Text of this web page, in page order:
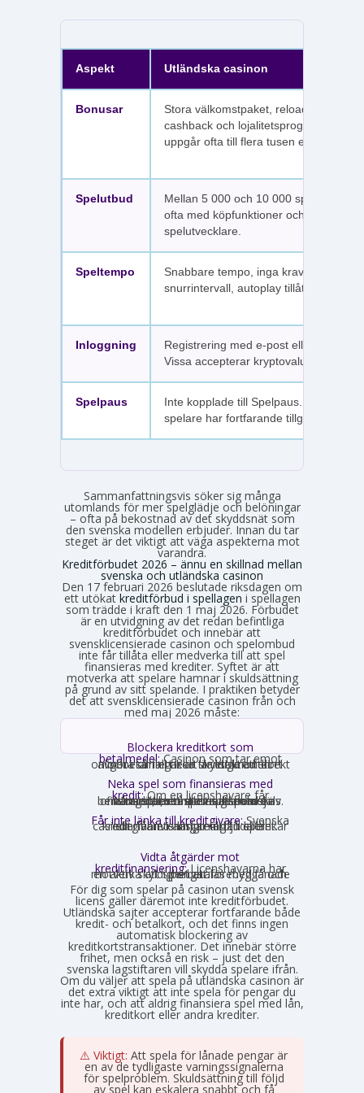
Aspekt Utländska casinon
Bonusar
Stora välkomstpaket, reloadbonusar,
cashback och lojalitetsprogram. Värdet
uppgår ofta till flera tusen euro.
Spelutbud
Mellan 5 000 och 10 000 spel per sajt,
ofta med köpfunktioner och fler
spelutvecklare.
Speltempo
Snabbare tempo, inga krav på
snurrintervall, autoplay tillåtet.
Inloggning
Registrering med e-post eller SMS.
Vissa accepterar kryptovaluta.
Spelpaus
Inte kopplade till Spelpaus. Avstängda
spelare har fortfarande tillgång.
Sammanfattningsvis söker sig många
utomlands för mer spelglädje och belöningar
– ofta på bekostnad av det skyddsnät som
den svenska modellen erbjuder. Innan du tar
steget är det viktigt att väga aspekterna mot
varandra.
Kreditförbudet 2026 – ännu en skillnad mellan
svenska och utländska casinon
Den 17 februari 2026 beslutade riksdagen om
ett utökat kreditförbud i spellagen i spellagen
som trädde i kraft den 1 maj 2026. Förbudet
är en utvidgning av det redan befintliga
kreditförbudet och innebär att
svensklicensierade casinon och spelombud
inte får tillåta eller medverka till att spel
finansieras med krediter. Syftet är att
motverka att spelare hamnar i skuldsättning
på grund av sitt spelande. I praktiken betyder
det att svensklicensierade casinon från och
med maj 2026 måste:
Blockera kreditkort som
betalmedel:Casinon som tar emot
onlinebetalningar är skyldiga att direkt avgöra om ett kort är ett kreditkort och i så fall neka transaktionen.
Neka spel som finansieras med
kredit:Om en licenshavare får
kännedom om att en spelare finansierar sitt spelande med en kredit, exempelvis genom omsorgsplikten eller spelaren själv berättar det, måste insatsen nekas.
Får inte länka till kreditgivare:Svenska
casinon får inte längre erbjuda länkar eller hänvisningar till lån eller kreditgivare i anslutning till spelet.
Vidta åtgärder mot
kreditfinansiering:Licenshavarna har
en aktiv skyldighet att förebygga och motverka att spel betalas med lånade pengar.
För dig som spelar på casinon utan svensk
licens gäller däremot inte kreditförbudet.
Utländska sajter accepterar fortfarande både
kredit- och betalkort, och det finns ingen
automatisk blockering av
kreditkortstransaktioner. Det innebär större
frihet, men också en risk – just det den
svenska lagstiftaren vill skydda spelare ifrån.
Om du väljer att spela på utländska casinon är
det extra viktigt att inte spela för pengar du
inte har, och att aldrig finansiera spel med lån,
kreditkort eller andra krediter.
⚠️ Viktigt: Att spela för lånade pengar är
en av de tydligaste varningssignalerna
för spelproblem. Skuldsättning till följd
av spel kan eskalera snabbt och få